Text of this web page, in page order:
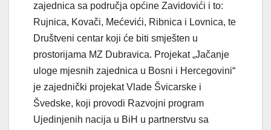
zajednica sa područja općine Zavidovići i to:
Rujnica, Kovači, Mećevići, Ribnica i Lovnica, te
Društveni centar koji će biti smješten u
prostorijama MZ Dubravica. Projekat „Jačanje
uloge mjesnih zajednica u Bosni i Hercegovini“
je zajednički projekat Vlade Švicarske i
Švedske, koji provodi Razvojni program
Ujedinjenih nacija u BiH u partnerstvu sa